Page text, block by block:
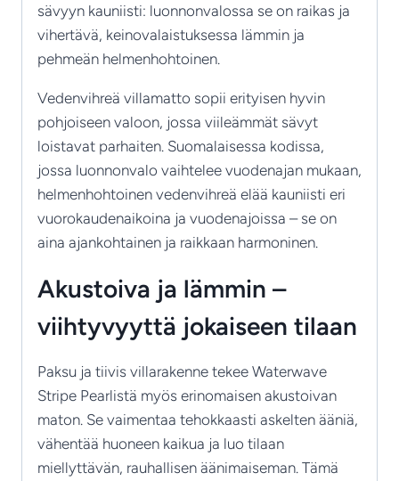
sävyyn kauniisti: luonnonvalossa se on raikas ja
vihertävä, keinovalaistuksessa lämmin ja
pehmeän helmenhohtoinen.
Vedenvihreä villamatto sopii erityisen hyvin
pohjoiseen valoon, jossa viileämmät sävyt
loistavat parhaiten. Suomalaisessa kodissa,
jossa luonnonvalo vaihtelee vuodenajan mukaan,
helmenhohtoinen vedenvihreä elää kauniisti eri
vuorokaudenaikoina ja vuodenajoissa – se on
aina ajankohtainen ja raikkaan harmoninen.
Akustoiva ja lämmin –
viihtyvyyttä jokaiseen tilaan
Paksu ja tiivis villarakenne tekee Waterwave
Stripe Pearlistä myös erinomaisen akustoivan
maton. Se vaimentaa tehokkaasti askelten ääniä,
vähentää huoneen kaikua ja luo tilaan
miellyttävän, rauhallisen äänimaiseman. Tämä